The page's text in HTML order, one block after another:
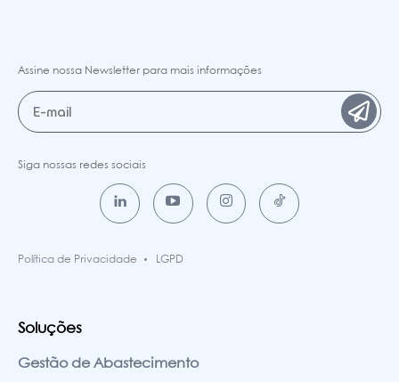
Assine nossa Newsletter para mais informações
Siga nossas redes sociais
Política de Privacidade LGPD
Soluções
Gestão de Abastecimento